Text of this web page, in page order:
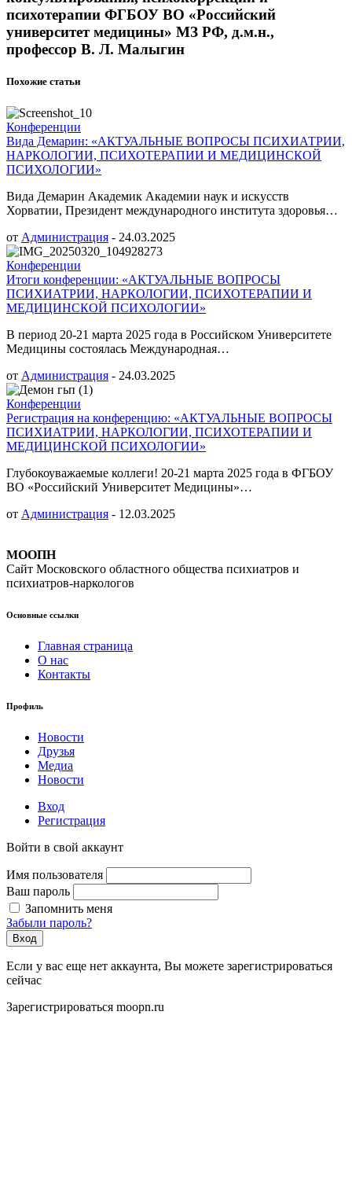
психотерапии ФГБОУ ВО «Российский
университет медицины» МЗ РФ, д.м.н.,
профессор В. Л. Малыгин
Похожие статьи
Конференции
Вида Демарин: «АКТУАЛЬНЫЕ ВОПРОСЫ ПСИХИАТРИИ,
НАРКОЛОГИИ, ПСИХОТЕРАПИИ И МЕДИЦИНСКОЙ
ПСИХОЛОГИИ»
Вида Демарин Академик Академии наук и искусств
Хорватии, Президент международного института здоровья…
от Администрация - 24.03.2025
Конференции
Итоги конференции: «АКТУАЛЬНЫЕ ВОПРОСЫ
ПСИХИАТРИИ, НАРКОЛОГИИ, ПСИХОТЕРАПИИ И
МЕДИЦИНСКОЙ ПСИХОЛОГИИ»
В период 20-21 марта 2025 года в Российском Университете
Медицины состоялась Международная…
от Администрация - 24.03.2025
Конференции
Регистрация на конференцию: «АКТУАЛЬНЫЕ ВОПРОСЫ
ПСИХИАТРИИ, НАРКОЛОГИИ, ПСИХОТЕРАПИИ И
МЕДИЦИНСКОЙ ПСИХОЛОГИИ»
Глубокоуважаемые коллеги! 20-21 марта 2025 года в ФГБОУ
ВО «Российский Университет Медицины»…
от Администрация - 12.03.2025
МООПН
Сайт Московского областного общества психиатров и
психиатров-наркологов
Основные ссылки
Главная страница
О нас
Контакты
Профиль
Новости
Друзья
Медиа
Новости
Вход
Регистрация
Войти в свой аккаунт
Имя пользователя
Ваш пароль
Запомнить меня
Забыли пароль?
Вход
Если у вас еще нет аккаунта, Вы можете зарегистрироваться
сейчас
Зарегистрироваться moopn.ru